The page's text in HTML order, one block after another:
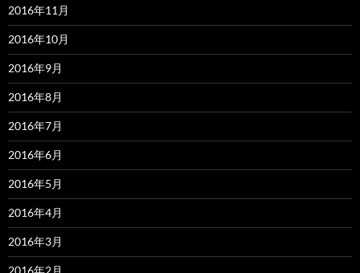
2016年11月
2016年10月
2016年9月
2016年8月
2016年7月
2016年6月
2016年5月
2016年4月
2016年3月
2016年2月